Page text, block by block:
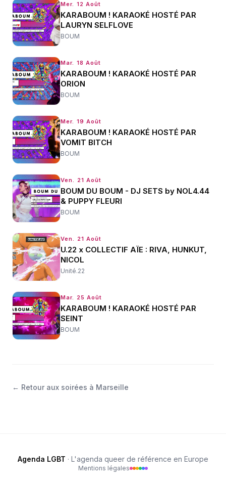
Mer. 12 Août
KARABOUM ! KARAOKÉ HOSTÉ PAR
LAURYN SELFLOVE
BOUM
Mar. 18 Août
KARABOUM ! KARAOKÉ HOSTÉ PAR
ORION
BOUM
Mer. 19 Août
KARABOUM ! KARAOKÉ HOSTÉ PAR
VOMIT BITCH
BOUM
Ven. 21 Août
BOUM DU BOUM - DJ SETS by NOL4.44
& PUPPY FLEURI
BOUM
Ven. 21 Août
U.22 x COLLECTIF AÏE : RIVA, HUNKUT,
NICOL
Unité.22
Mar. 25 Août
KARABOUM ! KARAOKÉ HOSTÉ PAR
SEINT
BOUM
← Retour aux soirées à Marseille
Agenda LGBT · L'agenda queer de référence en Europe
Mentions légales